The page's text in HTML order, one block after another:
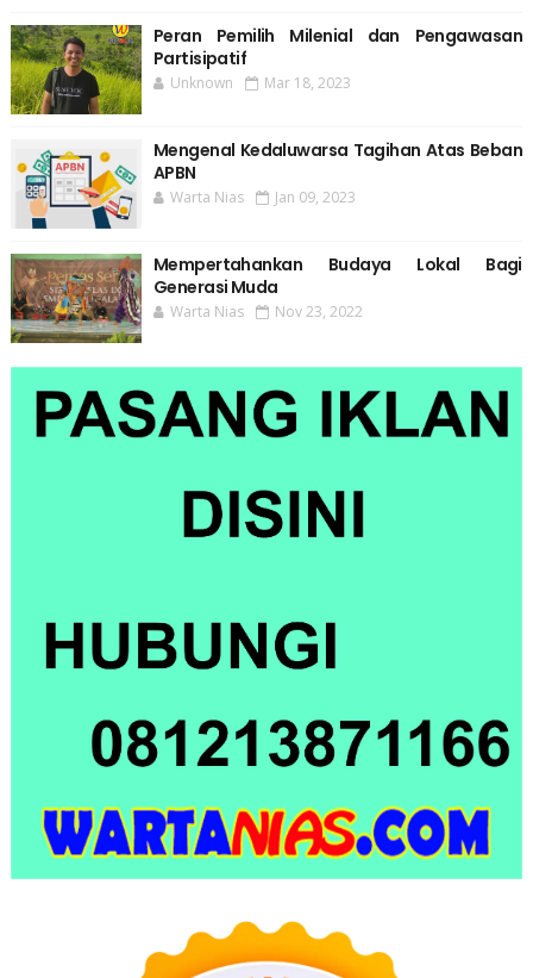
Peran Pemilih Milenial dan Pengawasan
Partisipatif
Unknown Mar 18, 2023
Mengenal Kedaluwarsa Tagihan Atas Beban
APBN
Warta Nias Jan 09, 2023
Mempertahankan Budaya Lokal Bagi
Generasi Muda
Warta Nias Nov 23, 2022